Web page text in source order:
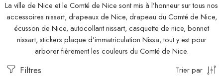
La ville de Nice et le Comté de Nice sont mis à l’honneur sur tous nos
accessoires nissart, drapeaux de Nice, drapeau du Comté de Nice,
écusson de Nice, autocollant nissart, casquette de nice, bonnet
nissart, stickers plaque d’immatriculation Nissa, tout y est pour
arborer fièrement les couleurs du Comté de Nice.
Filtres Trier par